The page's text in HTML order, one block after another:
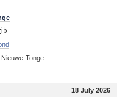
Nieuwe-Tonge
18 July 2026